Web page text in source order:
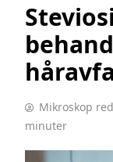
Mikroskop
minuter